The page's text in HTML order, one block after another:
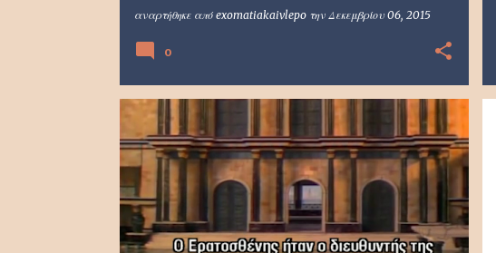
αναρτήθηκε από exomatiakaivlepo την Δεκεμβρίου 06, 2015
0